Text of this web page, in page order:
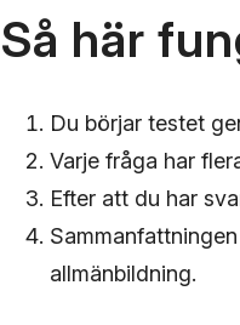
Så här
Du börjar testet
Varje fråga har
Efter att du har
allmänbildning.